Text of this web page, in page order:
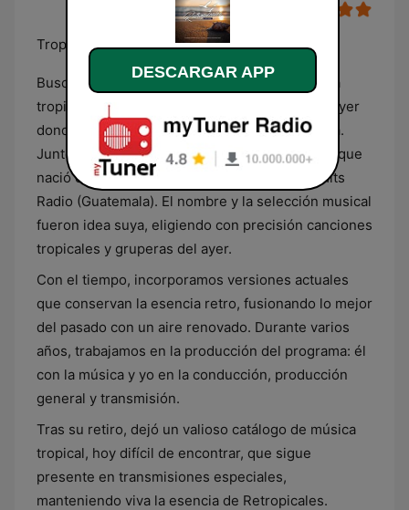
Tropical del recuerdo y géneros similares
Buscaba crear un espacio dedicado a la música
tropical del recuerdo, y fue en Canciones del Ayer
donde conocí al DJ, a quien le compartí mi idea.
Juntos dimos vida aRetropicales, un proyecto que
nació en octubre de 2009 a través de Retro Hits
Radio (Guatemala). El nombre y la selección musical
fueron idea suya, eligiendo con precisión canciones
tropicales y gruperas del ayer.
Con el tiempo, incorporamos versiones actuales
que conservan la esencia retro, fusionando lo mejor
del pasado con un aire renovado. Durante varios
años, trabajamos en la producción del programa: él
con la música y yo en la conducción, producción
general y transmisión.
Tras su retiro, dejó un valioso catálogo de música
tropical, hoy difícil de encontrar, que sigue
presente en transmisiones especiales,
manteniendo viva la esencia de Retropicales.
DESCARGAR APP